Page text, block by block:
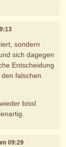
sondern
sich dagegen
Entscheidung
falschen
bissl
09:29